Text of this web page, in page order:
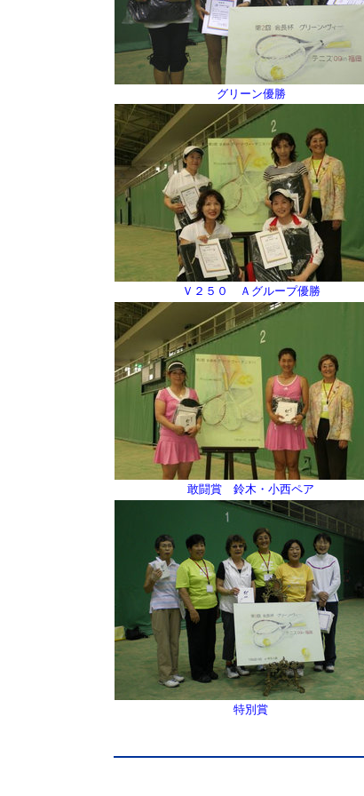
グリーン優勝
Ｖ２５０ Ａグループ優勝
敢闘賞 鈴木・小西ペア
特別賞